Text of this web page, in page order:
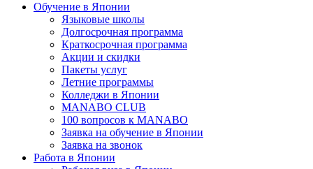
Обучение в Японии
Языковые школы
Долгосрочная программа
Краткосрочная программа
Акции и скидки
Пакеты услуг
Летние программы
Колледжи в Японии
MANABO CLUB
100 вопросов к MАNABO
Заявка на обучение в Японии
Заявка на звонок
Работа в Японии